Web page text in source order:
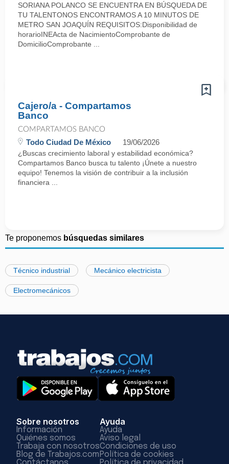
SORIANA POLANCO SE ENCUENTRA EN BÚSQUEDA DE
TU TALENTONOS ENCONTRAMOS A 10 MINUTOS DE
METRO SAN JOAQUÍN REQUISITOS:Disponibilidad de
horarioINEActa de NacimientoComprobante de
DomicilioComprobante ...
Cajero/a - Compartamos
Banco
COMPARTAMOS BANCO
Todo Ciudad De México 19/06/2026
¿Buscas crecimiento laboral y estabilidad económica?
Compartamos Banco busca tu talento ¡Únete a nuestro
equipo! Tenemos la visión de contribuir a la inclusión
financiera ...
Te proponemos búsquedas similares
Técnico industrial Mecánico electricista
Electromecánicos
Sobre nosotros
Información
Quiénes somos
Trabaja con nosotros
Blog de Trabajos.com
Ayuda
Ayuda
Aviso legal
Condiciones de uso
Política de cookies